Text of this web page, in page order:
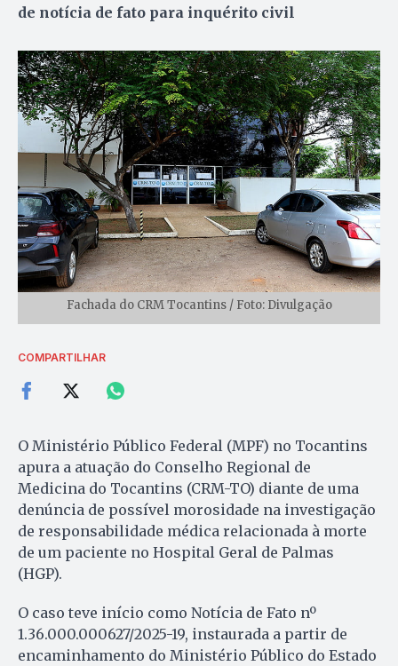
de notícia de fato para inquérito civil
Fachada do CRM Tocantins / Foto: Divulgação
COMPARTILHAR
O Ministério Público Federal (MPF) no Tocantins
apura a atuação do Conselho Regional de
Medicina do Tocantins (CRM-TO) diante de uma
denúncia de possível morosidade na investigação
de responsabilidade médica relacionada à morte
de um paciente no Hospital Geral de Palmas
(HGP).
O caso teve início como Notícia de Fato nº
1.36.000.000627/2025-19, instaurada a partir de
encaminhamento do Ministério Público do Estado